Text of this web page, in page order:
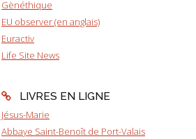
Gènéthique
EU observer (en anglais)
Euractiv
Life Site News
LIVRES EN LIGNE
Jésus-Marie
Abbaye Saint-Benoît de Port-Valais